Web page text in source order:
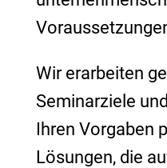
Wir erarbeiten
Seminarziele
Ihren Vorgaben
Lösungen, die